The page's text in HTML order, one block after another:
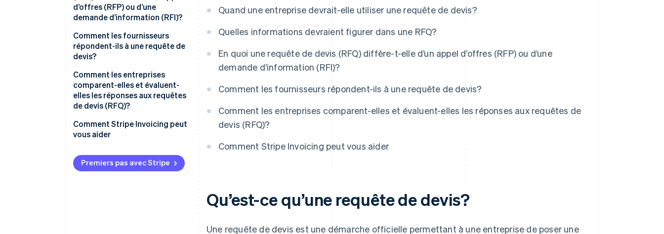
d’offres (RFP) ou d’une
demande d’information (RFI)?
Comment les fournisseurs
répondent-ils à une requête de
devis?
Comment les entreprises
comparent-elles et évaluent-
elles les réponses aux requêtes
de devis (RFQ)?
Comment Stripe Invoicing peut
vous aider
Premiers pas avec Stripe
Quand une entreprise devrait-elle utiliser une requête de devis?
Quelles informations devraient figurer dans une RFQ?
En quoi une requête de devis (RFQ) diffère-t-elle d’un appel d’offres (RFP) ou d’une
demande d’information (RFI)?
Comment les fournisseurs répondent-ils à une requête de devis?
Comment les entreprises comparent-elles et évaluent-elles les réponses aux requêtes de
devis (RFQ)?
Comment Stripe Invoicing peut vous aider
Qu’est-ce qu’une requête de devis?
Une requête de devis est une démarche officielle permettant à une entreprise de poser une